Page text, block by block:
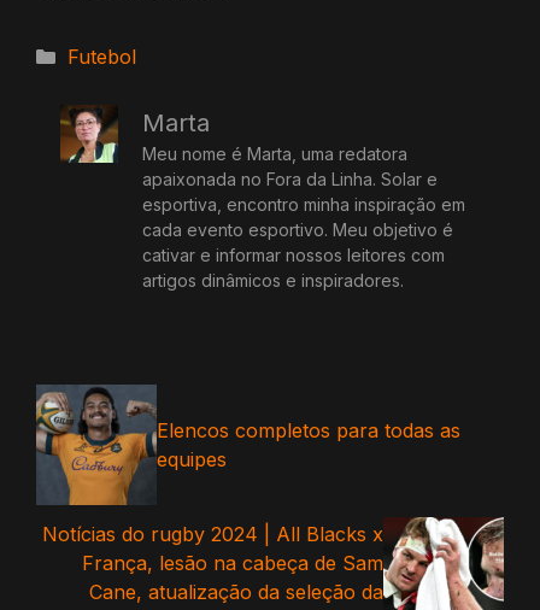
Categorias
Futebol
Marta
Meu nome é Marta, uma redatora
apaixonada no Fora da Linha. Solar e
esportiva, encontro minha inspiração em
cada evento esportivo. Meu objetivo é
cativar e informar nossos leitores com
artigos dinâmicos e inspiradores.
Elencos completos para todas as
equipes
Notícias do rugby 2024 | All Blacks x
França, lesão na cabeça de Sam
Cane, atualização da seleção da